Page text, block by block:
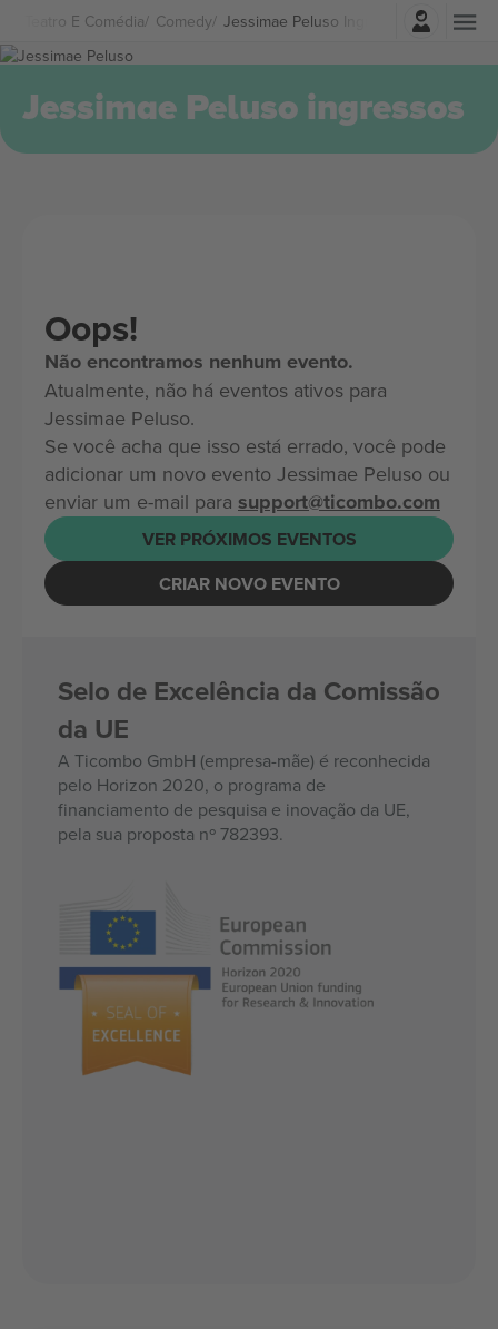
Teatro E Comédia Comedy Jessimae Peluso Ingressos
Entrar
Jessimae Peluso ingressos
Oops!
Não encontramos nenhum evento.
Atualmente, não há eventos ativos para
Jessimae Peluso.
Se você acha que isso está errado, você pode
adicionar um novo evento Jessimae Peluso ou
enviar um e-mail para support@ticombo.com
VER PRÓXIMOS EVENTOS
CRIAR NOVO EVENTO
Selo de Excelência da Comissão
da UE
A Ticombo GmbH (empresa-mãe) é reconhecida
pelo Horizon 2020, o programa de
financiamento de pesquisa e inovação da UE,
pela sua proposta nº 782393.